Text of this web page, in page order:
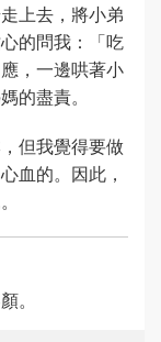
上去，將小弟
的問我：「吃
，一邊哄著小
的盡責。
但我覺得要做
血的。因此，
。